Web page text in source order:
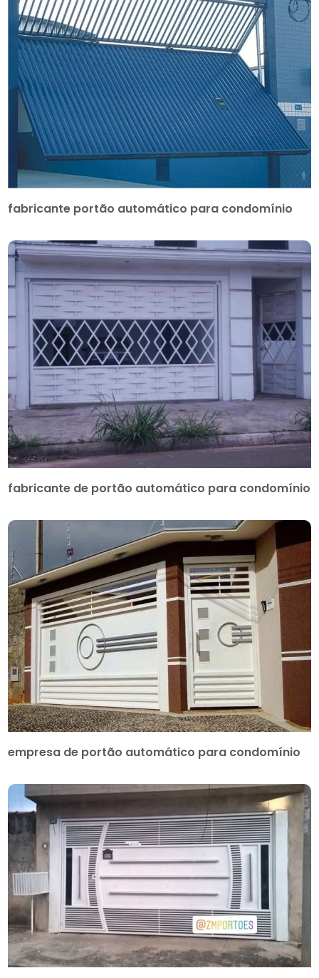
fabricante portão automático para condomínio
fabricante de portão automático para condomínio
empresa de portão automático para condomínio